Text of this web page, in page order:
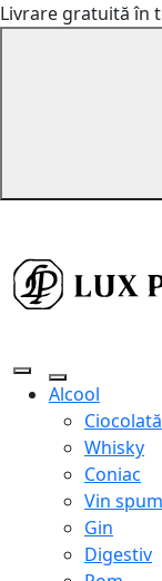
Livrare gratuită în
Alcool
Whisky
Coniac
Vin
Gin
Digestiv